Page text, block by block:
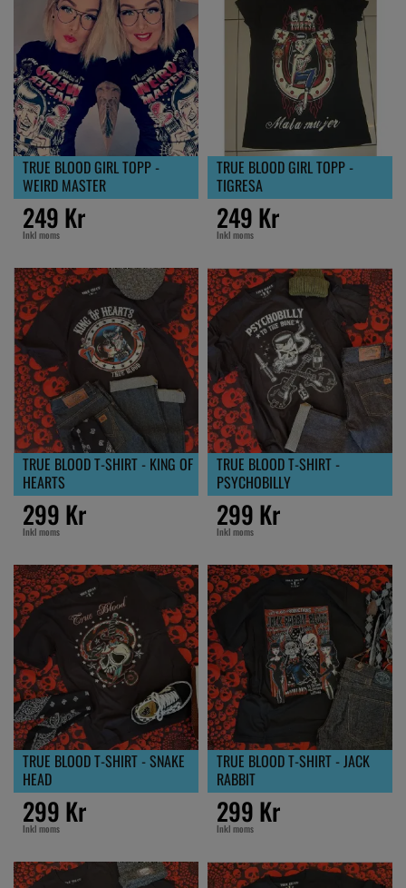
TRUE BLOOD GIRL TOPP -
WEIRD MASTER
249 Kr
Inkl moms
TRUE BLOOD GIRL TOPP -
TIGRESA
249 Kr
Inkl moms
TRUE BLOOD T-SHIRT - KING OF
HEARTS
299 Kr
Inkl moms
TRUE BLOOD T-SHIRT -
PSYCHOBILLY
299 Kr
Inkl moms
TRUE BLOOD T-SHIRT - SNAKE
HEAD
299 Kr
Inkl moms
TRUE BLOOD T-SHIRT - JACK
RABBIT
299 Kr
Inkl moms